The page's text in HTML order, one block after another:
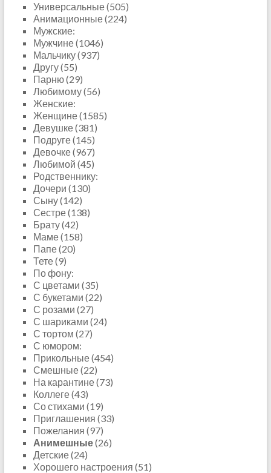
Универсальные (505)
Анимационные (224)
Мужские:
Мужчине (1046)
Мальчику (937)
Другу (55)
Парню (29)
Любимому (56)
Женские:
Женщине (1585)
Девушке (381)
Подруге (145)
Девочке (967)
Любимой (45)
Родственнику:
Дочери (130)
Сыну (142)
Сестре (138)
Брату (42)
Маме (158)
Папе (20)
Тете (9)
По фону:
С цветами (35)
С букетами (22)
С розами (27)
С шариками (24)
С тортом (27)
С юмором:
Прикольные (454)
Смешные (22)
На карантине (73)
Коллеге (43)
Со стихами (19)
Приглашения (33)
Пожелания (97)
Анимешные(26)
Детские (24)
Хорошего настроения (51)